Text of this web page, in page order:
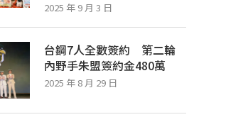
2025 年 9 月 3 日
台鋼7人全數簽約 第二輪
內野手朱盟簽約金480萬
2025 年 8 月 29 日